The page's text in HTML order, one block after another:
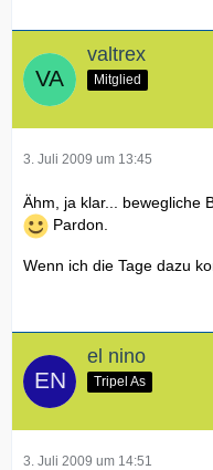
valtrex
Mitglied
3. Juli 2009 um 13:45
Ähm, ja klar... bewegliche
Pardon.
Wenn ich die Tage dazu
el nino
Tripel As
3. Juli 2009 um 14:51